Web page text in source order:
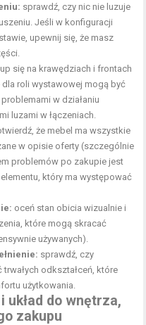
sprawdź, czy nic nie luzuje
Jeśli w konfiguracji
upewnij się, że masz
się na krawędziach i frontach
roli wystawowej mogą być
w działaniu
luzami w łączeniach.
że mebel ma wszystkie
w opisie oferty (szczególnie
problemów po zakupie jest
który ma występować
oceń stan obicia wizualnie i
które mogą skracać
używanych).
sprawdź, czy
trwałych odkształceń, które
użytkowania.
układ do wnętrza,
zakupu